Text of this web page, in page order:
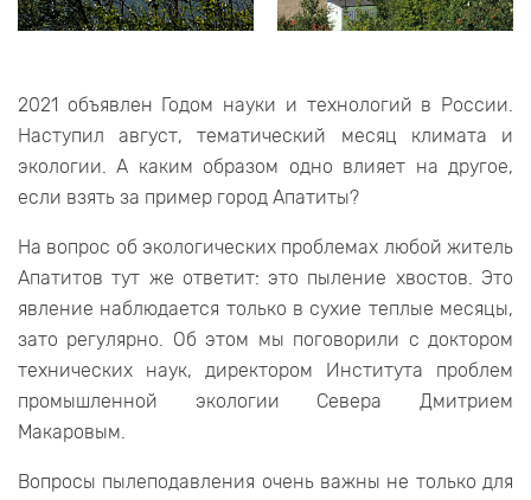
2021 объявлен Годом науки и технологий в России.
Наступил август, тематический месяц климата и
экологии. А каким образом одно влияет на другое,
если взять за пример город Апатиты?
На вопрос об экологических проблемах любой житель
Апатитов тут же ответит: это пыление хвостов. Это
явление наблюдается только в сухие теплые месяцы,
зато регулярно. Об этом мы поговорили с доктором
технических наук, директором Института проблем
промышленной экологии Севера Дмитрием
Макаровым.
Вопросы пылеподавления очень важны не только для